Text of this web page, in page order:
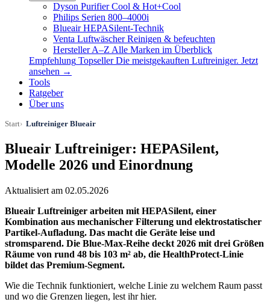
Dyson Purifier Cool & Hot+Cool
Philips Serien 800–4000i
Blueair HEPASilent-Technik
Venta Luftwäscher Reinigen & befeuchten
Hersteller A–Z Alle Marken im Überblick
Empfehlung Topseller Die meistgekauften Luftreiniger. Jetzt
ansehen →
Tools
Ratgeber
Über uns
Start Luftreiniger Blueair
Blueair Luftreiniger: HEPASilent,
Modelle 2026 und Einordnung
Aktualisiert am 02.05.2026
Blueair Luftreiniger arbeiten mit HEPASilent, einer
Kombination aus mechanischer Filterung und elektrostatischer
Partikel-Aufladung. Das macht die Geräte leise und
stromsparend. Die Blue-Max-Reihe deckt 2026 mit drei Größen
Räume von rund 48 bis 103 m² ab, die HealthProtect-Linie
bildet das Premium-Segment.
Wie die Technik funktioniert, welche Linie zu welchem Raum passt
und wo die Grenzen liegen, lest ihr hier.